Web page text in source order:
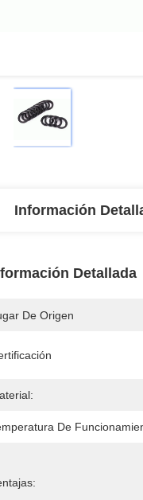
Información
Detallada
De Origen
De